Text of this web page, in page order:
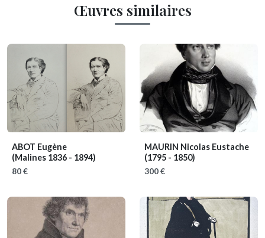
Œuvres similaires
ABOT Eugène
(Malines 1836 - 1894)
80 €
MAURIN Nicolas Eustache
(1795 - 1850)
300 €